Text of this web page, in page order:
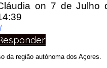
on 7 de Julho
da região autónoma dos Açores.